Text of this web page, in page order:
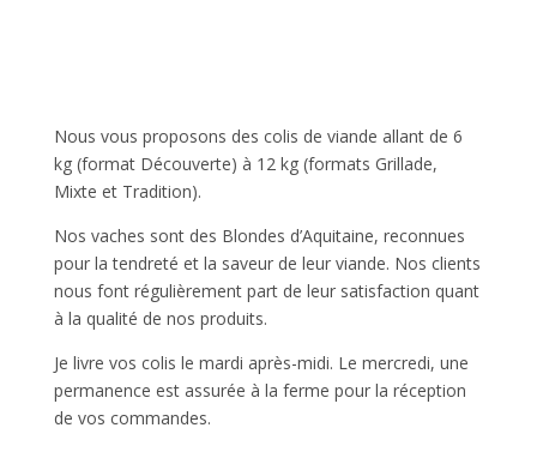
Nous vous proposons des colis de viande allant de 6
kg (format Découverte) à 12 kg (formats Grillade,
Mixte et Tradition).
Nos vaches sont des Blondes d’Aquitaine, reconnues
pour la tendreté et la saveur de leur viande. Nos clients
nous font régulièrement part de leur satisfaction quant
à la qualité de nos produits.
Je livre vos colis le mardi après-midi. Le mercredi, une
permanence est assurée à la ferme pour la réception
de vos commandes.